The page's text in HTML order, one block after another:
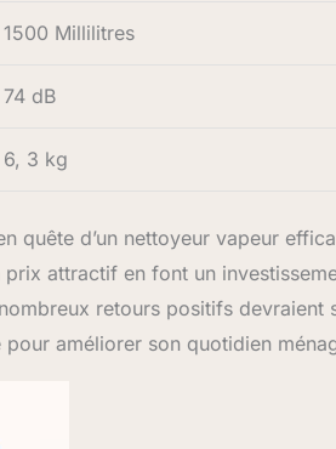
1500 Millilitres
74 dB
6, 3 kg
quête d’un nettoyeur vapeur
attractif en font un
retours positifs devraient
améliorer son quotidien